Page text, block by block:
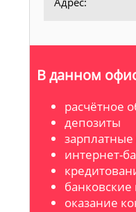
В данном
расчётное
депозиты
интернет-
банковские
оказание